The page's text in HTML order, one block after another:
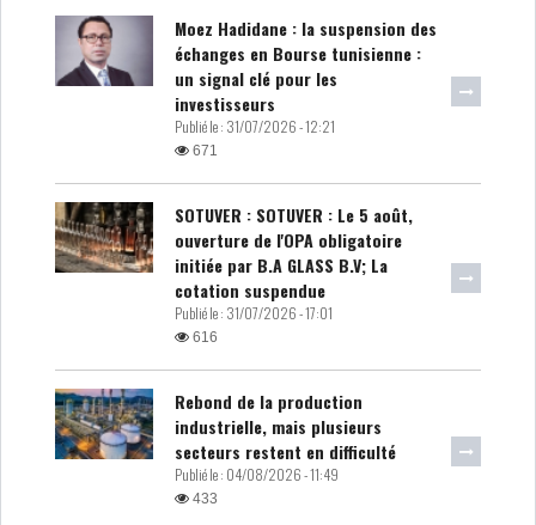
Moez Hadidane : la suspension des
échanges en Bourse tunisienne :
un signal clé pour les
investisseurs
Publié le : 31/07/2026 - 12:21
671
SOTUVER : SOTUVER : Le 5 août,
ouverture de l'OPA obligatoire
initiée par B.A GLASS B.V; La
cotation suspendue
Publié le : 31/07/2026 - 17:01
616
Rebond de la production
industrielle, mais plusieurs
secteurs restent en difficulté
Publié le : 04/08/2026 - 11:49
433